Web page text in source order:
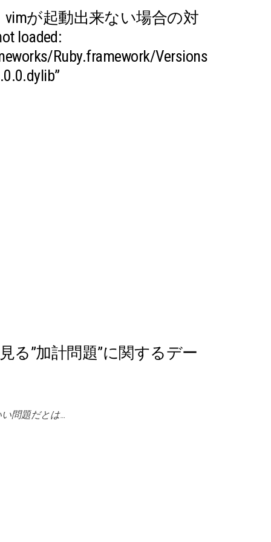
vimが起動出来ない場合の対
loaded:
Ruby.framework/Versions
る”加計問題”に関するデー
問題だとは…